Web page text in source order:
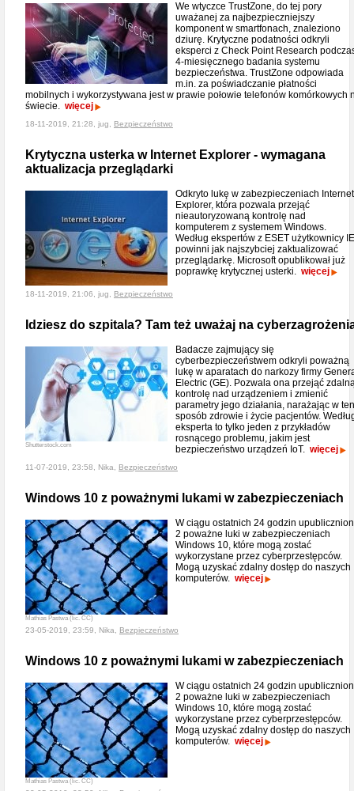
We wtyczce TrustZone, do tej pory
uważanej za najbezpieczniejszy
komponent w smartfonach, znaleziono
dziurę. Krytyczne podatności odkryli
eksperci z Check Point Research
4-miesięcznego badania systemu
bezpieczeństwa. TrustZone odpowiada
m.in. za poświadczanie płatności
mobilnych i wykorzystywana jest w prawie połowie telefonów komórkowych
świecie. więcej
18-11-2019, 21:28, jug, Bezpieczeństwo
Krytyczna usterka w Internet Explorer - wymagana
aktualizacja przeglądarki
Odkryto lukę w zabezpieczeniach Internet
Explorer, która pozwala przejąć
nieautoryzowaną kontrolę nad
komputerem z systemem Windows.
Według ekspertów z ESET użytkownicy IE
powinni jak najszybciej zaktualizować
przeglądarkę. Microsoft opublikował już
poprawkę krytycznej usterki. więcej
18-11-2019, 21:06, jug, Bezpieczeństwo
Idziesz do szpitala? Tam też uważaj na
Shutterstock.com
Badacze zajmujący się
cyberbezpieczeństwem odkryli poważną
lukę w aparatach do narkozy firmy
Electric (GE). Pozwala ona przejąć
kontrolę nad urządzeniem i zmienić
parametry jego działania, narażając w ten
sposób zdrowie i życie pacjentów.
eksperta to tylko jeden z przykładów
rosnącego problemu, jakim jest
bezpieczeństwo urządzeń IoT. więcej
11-07-2019, 23:58, Nika, Bezpieczeństwo
Windows 10 z poważnymi lukami w zabezpieczeniach
Mathias Pastwa (lic. CC)
W ciągu ostatnich 24 godzin
2 poważne luki w zabezpieczeniach
Windows 10, które mogą zostać
wykorzystane przez cyberprzestępców.
Mogą uzyskać zdalny dostęp do naszych
komputerów. więcej
23-05-2019, 23:59, Nika, Bezpieczeństwo
Windows 10 z poważnymi lukami w zabezpieczeniach
Mathias Pastwa (lic. CC)
W ciągu ostatnich 24 godzin
2 poważne luki w zabezpieczeniach
Windows 10, które mogą zostać
wykorzystane przez cyberprzestępców.
Mogą uzyskać zdalny dostęp do naszych
komputerów. więcej